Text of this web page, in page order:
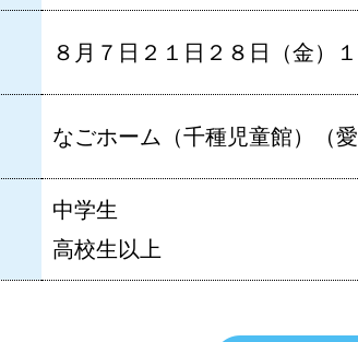
８月７日２１日２８日（金）
なごホーム（千種児童館）（
中学生
高校生以上